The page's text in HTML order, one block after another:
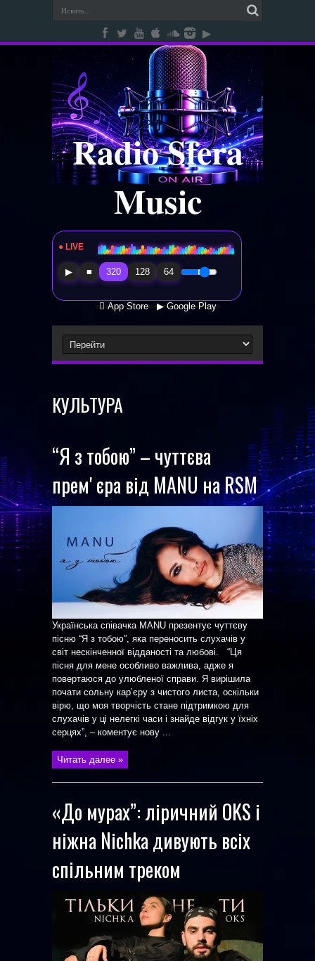
Radio Sfera
Music
● LIVE Radio Sfera Music
▶ ■ 320 128 64
 App Store ▶ Google Play
КУЛЬТУРА
“Я з тобою” – чуттєва
премʼєра від MANU на RSM
Українська співачка MANU презентує чуттєву
пісню “Я з тобою”, яка переносить слухачів у
світ нескінченної відданості та любові. “Ця
пісня для мене особливо важлива, адже я
повертаюся до улюбленої справи. Я вирішила
почати сольну карʼєру з чистого листа, оскільки
вірю, що моя творчість стане підтримкою для
слухачів у ці нелегкі часи і знайде відгук у їхніх
серцях”, – коментує нову ...
Читать далее »
«До мурах”: ліричний OKS і
ніжна Nichka дивують всіх
спільним треком